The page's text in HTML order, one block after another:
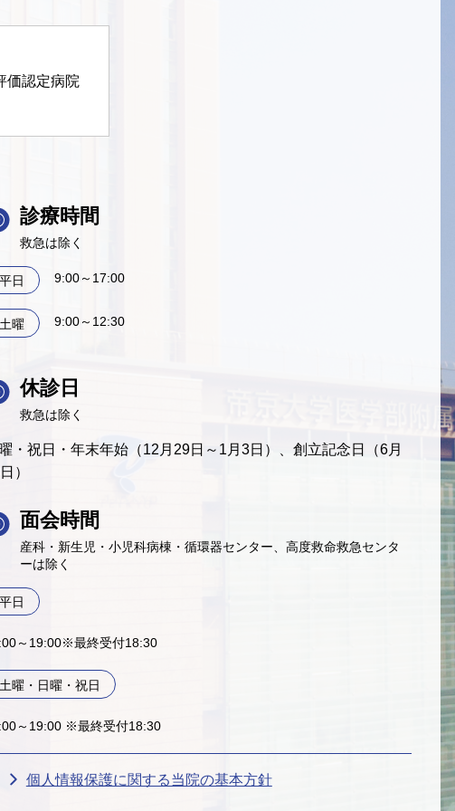
価認定病院
診療時間
救急は除く
平日 9:00～17:00
土曜 9:00～12:30
休診日
救急は除く
・祝日・年末年始（12月29日～1月3日）、創立記念日（6月
）
面会時間
産科・新生児・小児科病棟・循環器センター、高度救命救急センタ
ーは除く
平日
～19:00※最終受付18:30
土曜・日曜・祝日
～19:00 ※最終受付18:30
個人情報保護に関する当院の基本方針